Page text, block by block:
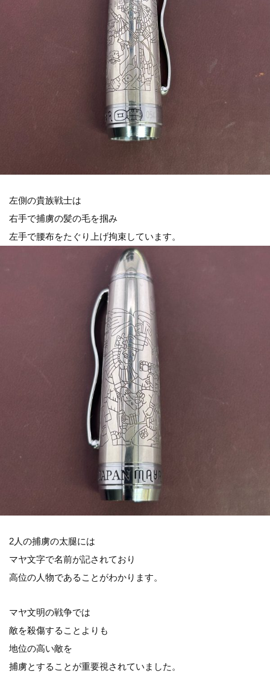
左側の貴族戦士は
右手で捕虜の髪の毛を掴み
左手で腰布をたぐり上げ拘束しています。
2人の捕虜の太腿には
マヤ文字で名前が記されており
高位の人物であることがわかります。
マヤ文明の戦争では
敵を殺傷することよりも
地位の高い敵を
捕虜とすることが重要視されていました。